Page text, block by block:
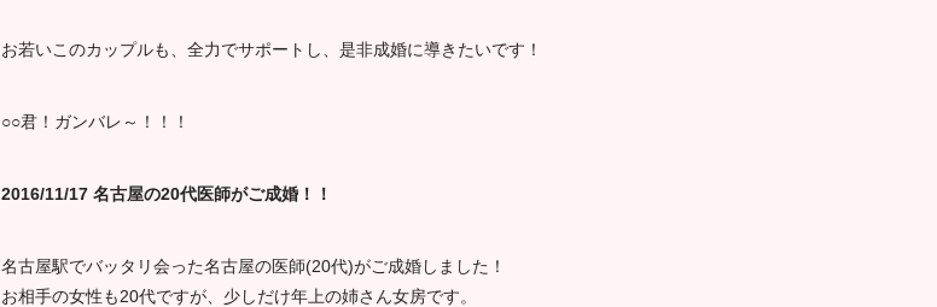
お若いこのカップルも、全力でサポートし、是非成婚に導きたいです！
○○君！ガンバレ～！！！
2016/11/17 名古屋の20代医師がご成婚！！
名古屋駅でバッタリ会った名古屋の医師(20代)がご成婚しました！
お相手の女性も20代ですが、少しだけ年上の姉さん女房です。